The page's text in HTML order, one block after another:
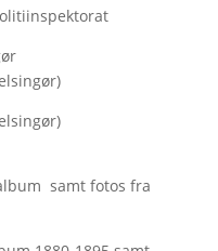
samt fotos fra